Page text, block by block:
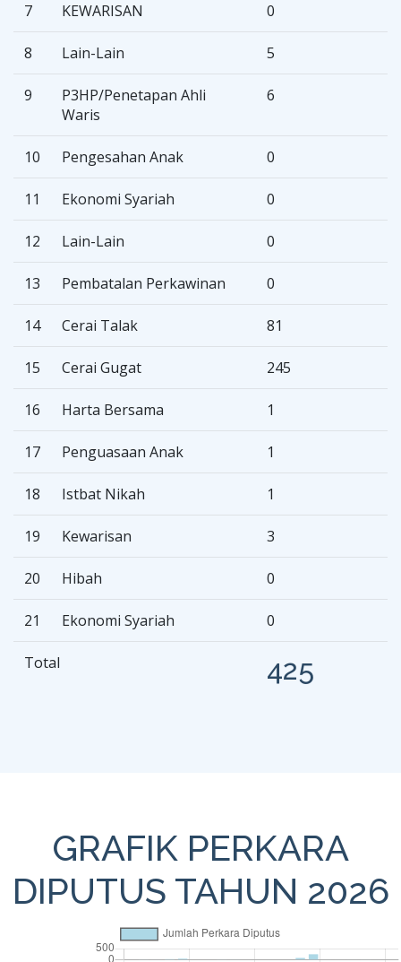
7 KEWARISAN 0
8 Lain-Lain 5
9
P3HP/Penetapan Ahli
Waris
6
10 Pengesahan Anak 0
11 Ekonomi Syariah 0
12 Lain-Lain 0
13 Pembatalan Perkawinan 0
14 Cerai Talak 81
15 Cerai Gugat 245
16 Harta Bersama 1
17 Penguasaan Anak 1
18 Istbat Nikah 1
19 Kewarisan 3
20 Hibah 0
21 Ekonomi Syariah 0
Total 425
GRAFIK PERKARA
DIPUTUS TAHUN 2026